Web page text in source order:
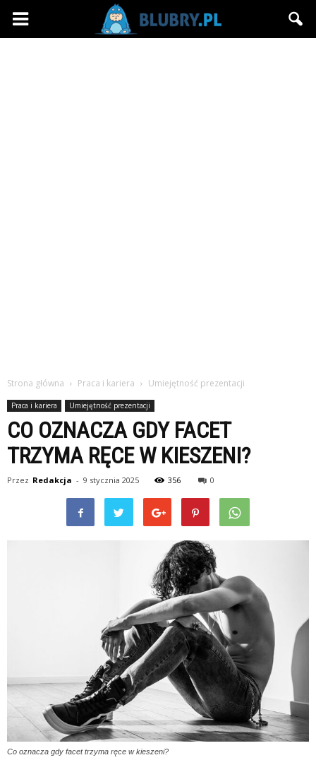
Blubry.pl
Strona główna Praca i kariera Umiejętność prezentacji
Praca i kariera Umiejętność prezentacji
CO OZNACZA GDY FACET
TRZYMA RĘCE W KIESZENI?
Przez Redakcja - 9 stycznia 2025 356 0
Co oznacza gdy facet trzyma ręce w kieszeni?